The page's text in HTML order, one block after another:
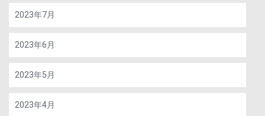
2023年7月
2023年6月
2023年5月
2023年4月